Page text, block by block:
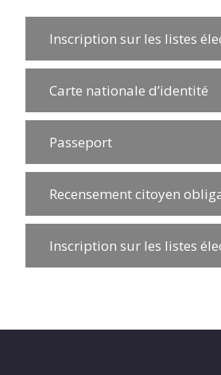
Inscription sur les listes
Carte nationale d’identité
Passeport
Recensement citoyen
Inscription sur les listes